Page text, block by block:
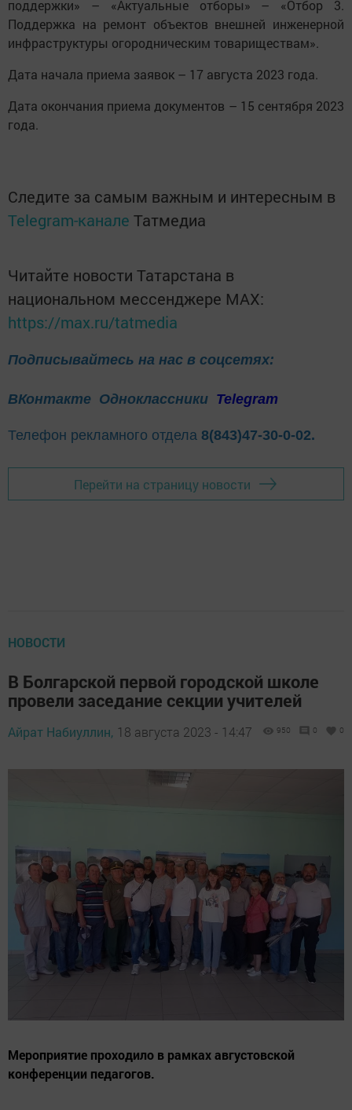
поддержки» – «Актуальные отборы» – «Отбор 3.
Поддержка на ремонт объектов внешней инженерной
инфраструктуры огородническим товариществам».
Дата начала приема заявок – 17 августа 2023 года.
Дата окончания приема документов – 15 сентября 2023
года.
Следите за самым важным и интересным в
Telegram-канале Татмедиа
Читайте новости Татарстана в
национальном мессенджере MАХ:
https://max.ru/tatmedia
Подписывайтесь на нас в соцсетях:
ВКонтакте Одноклассники Telegram
Телефон рекламного отдела 8(843)47-30-0-02.
Перейти на страницу новости
НОВОСТИ
В Болгарской первой городской школе
провели заседание секции учителей
Айрат Набиуллин, 18 августа 2023 - 14:47 950 0 0
Мероприятие проходило в рамках августовской
конференции педагогов.